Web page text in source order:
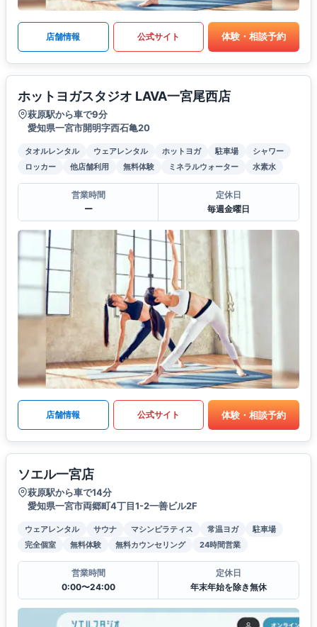
店舗情報 公式サイト 体験・相談予約
ホットヨガスタジオ LAVA一宮尾西店
萩原駅から車で9分
愛知県一宮市開明字西石亀20
タオルレンタル ウェアレンタル ホットヨガ 駐車場
シャワー
ロッカー
他店舗利用 無料体験 ミネラルウォーター 水素水
営業時間
ー
定休日
毎週金曜日
店舗情報 公式サイト 体験・相談予約
ソエル一宮店
萩原駅から車で14分
愛知県一宮市両郷町4丁目1-2一善ビル2F
ウェアレンタル サウナ マシンピラティス 常温ヨガ
駐車場
完全個室
無料体験 無料カウンセリング 24時間営業
営業時間
0:00〜24:00
定休日
年末年始を除き無休